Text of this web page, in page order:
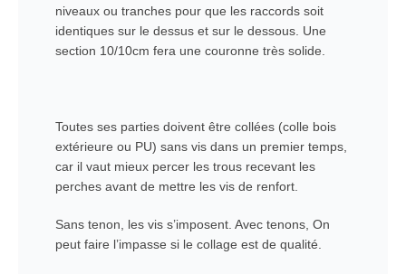
niveaux ou tranches pour que les raccords soit
identiques sur le dessus et sur le dessous. Une
section 10/10cm fera une couronne très solide.
Toutes ses parties doivent être collées (colle bois
extérieure ou PU) sans vis dans un premier temps,
car il vaut mieux percer les trous recevant les
perches avant de mettre les vis de renfort.
Sans tenon, les vis s’imposent. Avec tenons, On
peut faire l’impasse si le collage est de qualité.